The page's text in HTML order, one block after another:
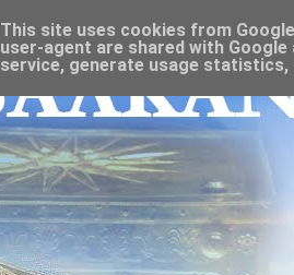
This site uses cookies from
user-agent are shared with
service, generate usage statistics,